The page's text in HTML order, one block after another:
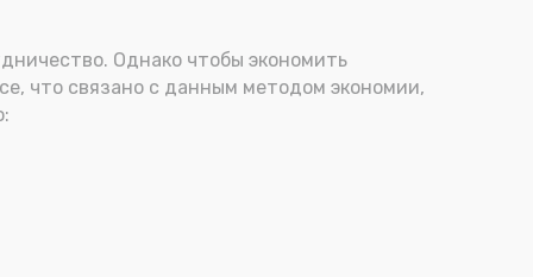
Однако чтобы экономить
что связано с данным методом экономии,